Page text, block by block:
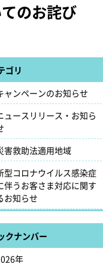
のお詫び
ゴリ
ャンペーンのお知らせ
ュースリリース・お知ら
害救助法適用地域
型コロナウイルス感染症
伴うお客さま対応に関す
お知らせ
クナンバー
年